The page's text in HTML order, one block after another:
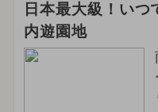
日本最大級！いつ
内遊園地